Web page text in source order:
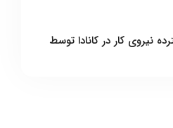
نیروی کار در کانادا توسط